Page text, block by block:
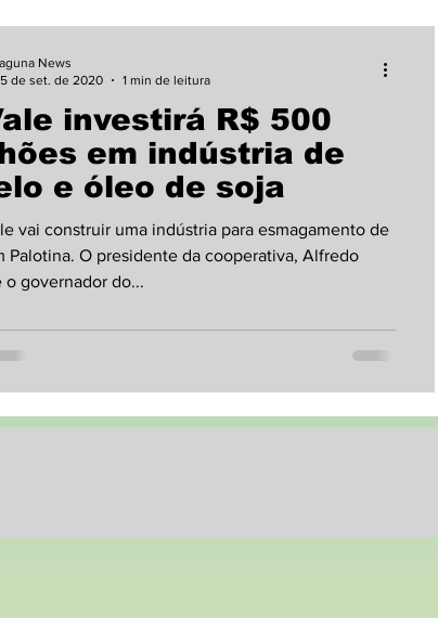
investirá R$ 500
em indústria de
e óleo de soja
vai construir uma indústria para esmagamento de
Palotina. O presidente da cooperativa, Alfredo
o governador do...
News
de set. de 2020
1 min de leitura